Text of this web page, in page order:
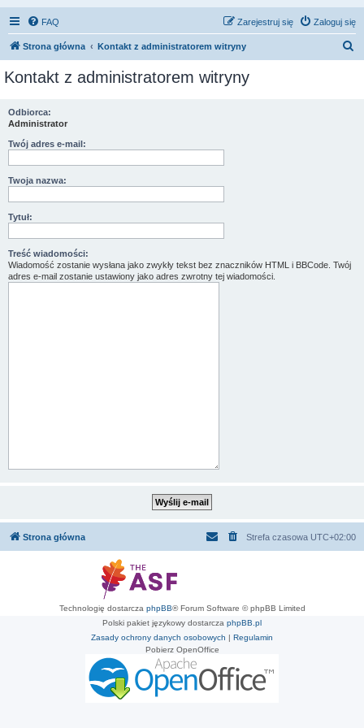
FAQ Zaloguj się
Zarejestruj się
Strona główna Kontakt z administratorem witryny
Kontakt z administratorem witryny
Odbiorca:
Administrator
Twój adres e-mail:
Twoja nazwa:
Tytuł:
Treść wiadomości:
Wiadomość zostanie wysłana jako zwykły tekst bez znaczników HTML i BBCode. Twój
adres e-mail zostanie ustawiony jako adres zwrotny tej wiadomości.
Strona główna Strefa czasowa UTC+02:00
Technologię dostarcza phpBB® Forum Software © phpBB Limited
Polski pakiet językowy dostarcza phpBB.pl
Zasady ochrony danych osobowych | Regulamin
Pobierz OpenOffice